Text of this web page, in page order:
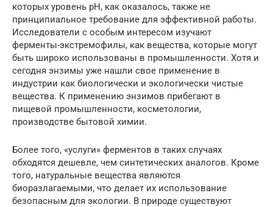
которых уровень рН, как оказалось, также не
принципиальное требование для эффективной работы.
Исследователи с особым интересом изучают
ферменты-экстремофилы, как вещества, которые могут
быть широко использованы в промышленности. Хотя и
сегодня энзимы уже нашли свое применение в
индустрии как биологически и экологически чистые
вещества. К применению энзимов прибегают в
пищевой промышленности, косметологии,
производстве бытовой химии.
Более того, «услуги» ферментов в таких случаях
обходятся дешевле, чем синтетических аналогов. Кроме
того, натуральные вещества являются
биоразлагаемыми, что делает их использование
безопасным для экологии. В природе существуют